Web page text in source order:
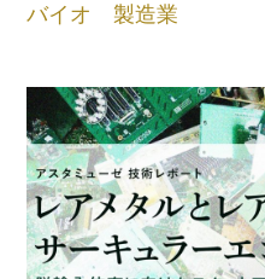
バイオ 製造業